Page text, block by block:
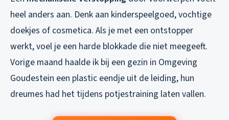
heel anders aan. Denk aan kinderspeelgoed, vochtige
doekjes of cosmetica. Als je met een ontstopper
werkt, voel je een harde blokkade die niet meegeeft.
Vorige maand haalde ik bij een gezin in Omgeving
Goudestein een plastic eendje uit de leiding, hun
dreumes had het tijdens potjestraining laten vallen.